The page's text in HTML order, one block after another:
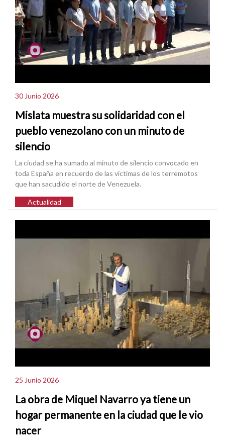
30 Junio 2026
Mislata muestra su solidaridad con el
pueblo venezolano con un minuto de
silencio
La ciudad se ha sumado al minuto de silencio convocado en
toda España en recuerdo de las víctimas de los terremotos
que han sacudido el norte de Venezuela.
Actualidad
25 Junio 2026
La obra de Miquel Navarro ya tiene un
hogar permanente en la ciudad que le vio
nacer